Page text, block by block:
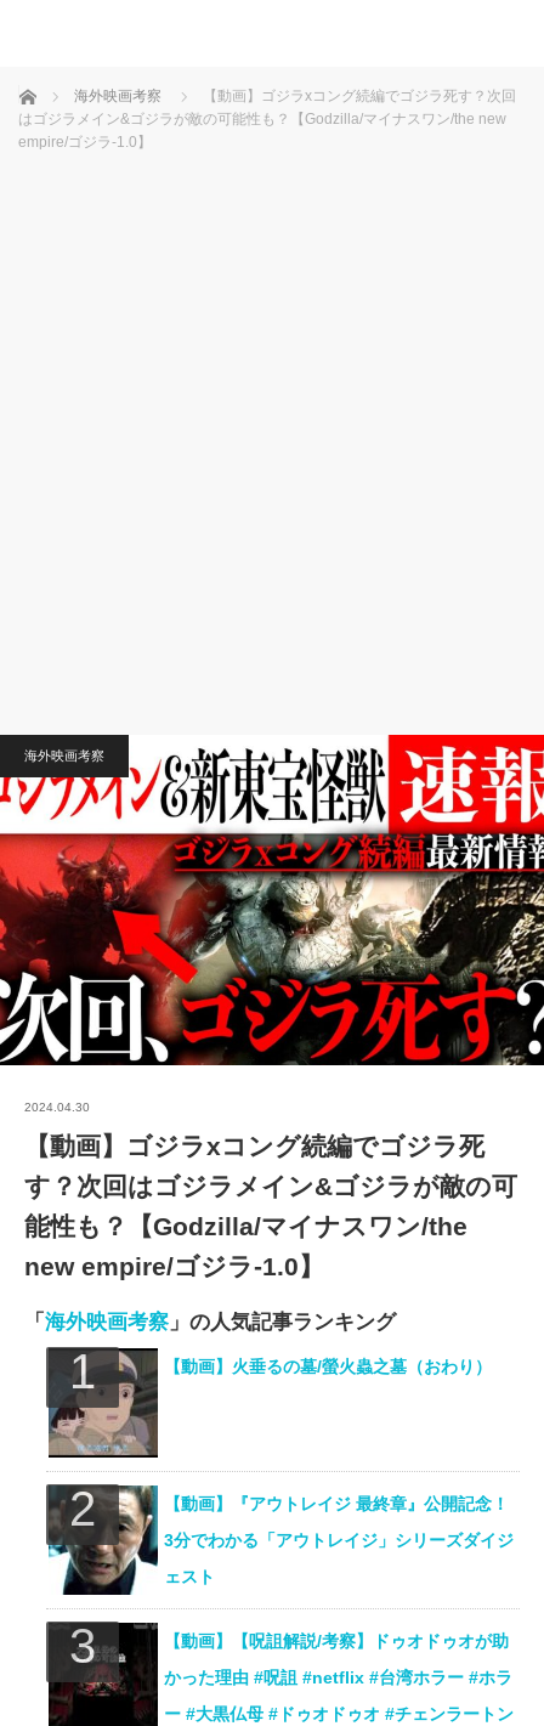
ホーム 海外映画考察
【動画】ゴジラxコング続編でゴジラ死す？次回
はゴジラメイン&ゴジラが敵の可能性も？【Godzilla/マイナスワン/the new
empire/ゴジラ-1.0】
海外映画考察
2024.04.30
【動画】ゴジラxコング続編でゴジラ死
す？次回はゴジラメイン&ゴジラが敵の可
能性も？【Godzilla/マイナスワン/the
new empire/ゴジラ-1.0】
「 海外映画考察 」の人気記事ランキング
【動画】火垂るの墓/螢火蟲之墓（おわり）
【動画】『アウトレイジ 最終章』公開記念！
3分でわかる「アウトレイジ」シリーズダイジ
ェスト
【動画】【呪詛解説/考察】ドゥオドゥオが助
かった理由 #呪詛 #netflix #台湾ホラー #ホラ
ー #大黒仏母 #ドゥオドゥオ #チェンラートン